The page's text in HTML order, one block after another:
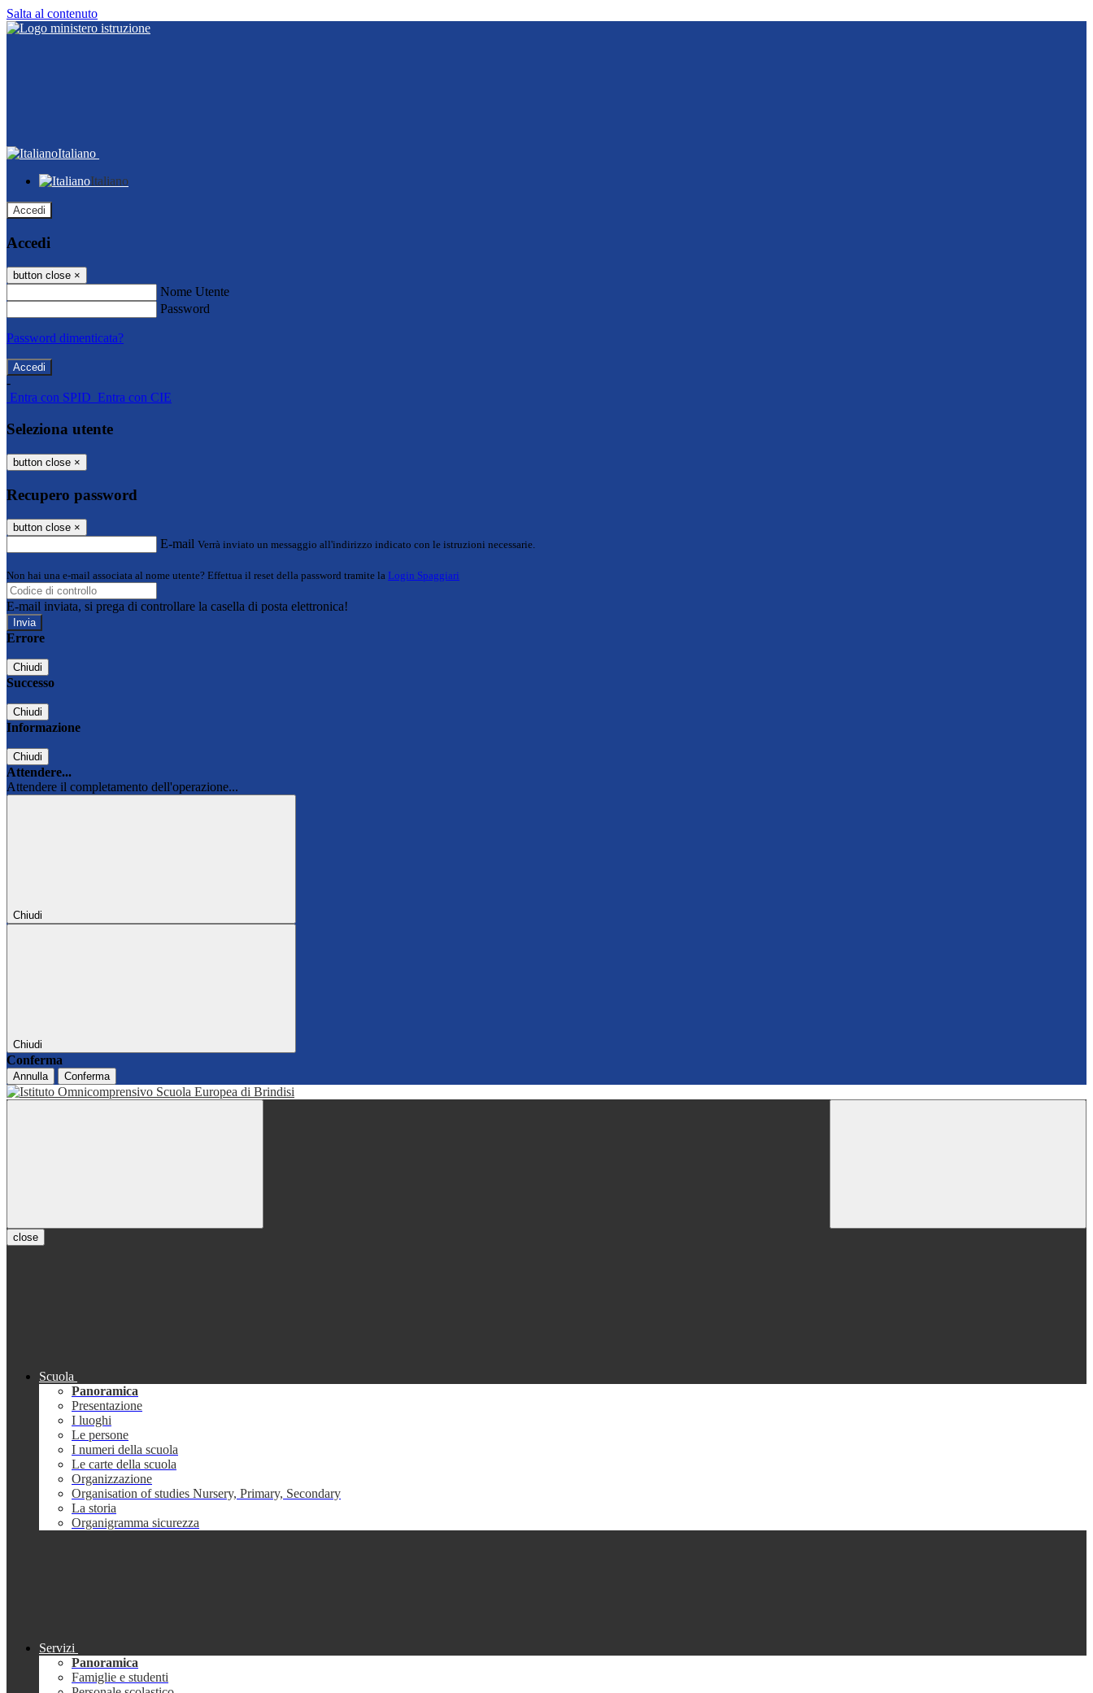
Salta al contenuto
Italiano
Italiano
Accedi
Accedi
button close ×
Nome Utente
Password
Password dimenticata?
-
Entra con SPID Entra con CIE
Seleziona utente
button close ×
Recupero password
button close ×
E-mail Verrà inviato un messaggio all'indirizzo indicato con le istruzioni necessarie.
Non hai una e-mail associata al nome utente? Effettua il reset della password tramite la Login Spaggiari
E-mail inviata, si prega di controllare la casella di posta elettronica!
Errore
Chiudi
Successo
Chiudi
Informazione
Chiudi
Attendere...
Attendere il completamento dell'operazione...
Chiudi
Chiudi
Conferma
Annulla Conferma
close
Scuola
Panoramica
Presentazione
I luoghi
Le persone
I numeri della scuola
Le carte della scuola
Organizzazione
Organisation of studies Nursery, Primary, Secondary
La storia
Organigramma sicurezza
Servizi
Panoramica
Famiglie e studenti